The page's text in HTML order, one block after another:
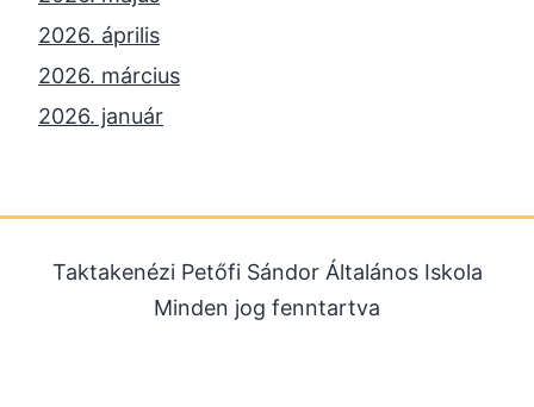
2026. április
2026. március
2026. január
2025. július
2025. június
Taktakenézi Petőfi Sándor Általános Iskola
Minden jog fenntartva